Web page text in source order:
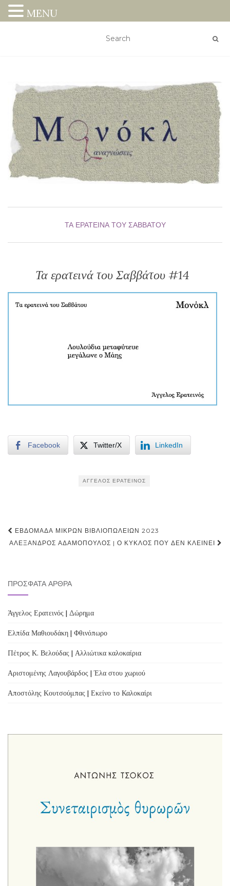
ΤΑ ΕΡΑΤΕΙΝΆ ΤΟΥ ΣΑΒΒΆΤΟΥ
Τα ερατεινά του Σαββάτου #14
Facebook Twitter/X LinkedIn
ΆΓΓΕΛΟΣ ΕΡΑΤΕΙΝΌΣ
Post
navigation
ΕΒΔΟΜΑΔΑ ΜΙΚΡΩΝ ΒΙΒΛΙΟΠΩΛΕΙΩΝ 2023
ΑΛΈΞΑΝΔΡΟΣ ΑΔΑΜΌΠΟΥΛΟΣ | Ο ΚΎΚΛΟΣ ΠΟΥ ΔΕΝ ΚΛΕΊΝΕΙ
ΠΡΌΣΦΑΤΑ ΆΡΘΡΑ
Άγγελος Ερατεινός | Δώρημα
Ελπίδα Μαθιουδάκη | Φθινόπωρο
Πέτρος Κ. Βελούδας | Αλλιώτικα καλοκαίρια
Αριστομένης Λαγουβάρδος | Έλα στου χωριού
Αποστόλης Κουτσούμπας | Εκείνο το Καλοκαίρι
MENU